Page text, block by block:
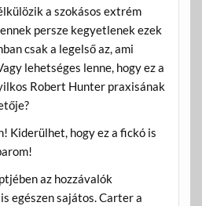
a szokásos extrém
persze kegyetlenek ezek
csak a legelső az, ami
lehetséges lenne, hogy ez a
Robert Hunter praxisának
Kiderülhet, hogy ez a fickó is
az hozzávalók
egészen sajátos. Carter a